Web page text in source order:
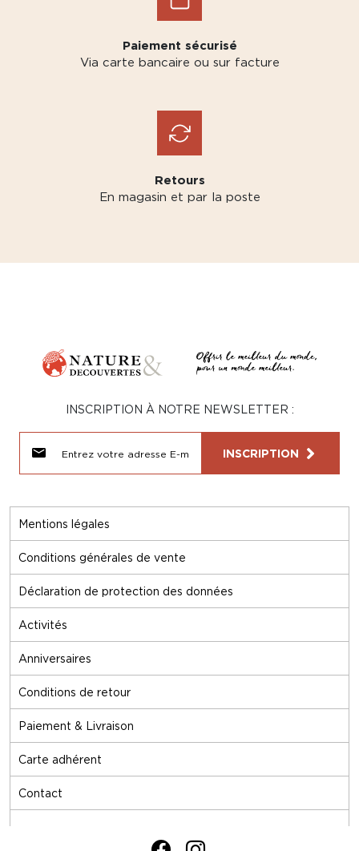
Paiement sécurisé
Via carte bancaire ou sur facture
Retours
En magasin et par la poste
Mentions légales
Conditions générales de vente
Déclaration de protection des données
Activités
Anniversaires
Conditions de retour
Paiement & Livraison
Carte adhérent
Contact
INSCRIPTION À NOTRE NEWSLETTER :
INSCRIPTION